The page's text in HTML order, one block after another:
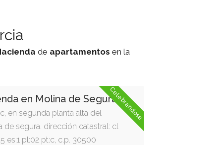
de apartamentos en la
Celebrandose
en Molina de Segura
en segunda planta alta del
de segura. dirección catastral: cl
es:1 pl:02 pt:c, c.p. 30500